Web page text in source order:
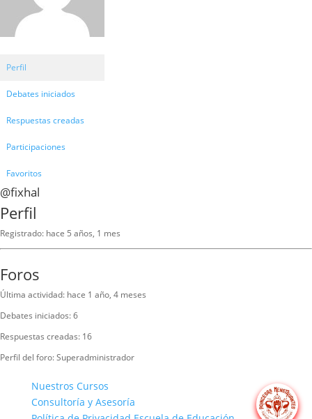
Perfil
Debates iniciados
Respuestas creadas
Participaciones
Favoritos
@fixhal
Perfil
Registrado: hace 5 años, 1 mes
Foros
Última actividad: hace 1 año, 4 meses
Debates iniciados: 6
Respuestas creadas: 16
Perfil del foro: Superadministrador
Nuestros Cursos
Consultoría y Asesoría